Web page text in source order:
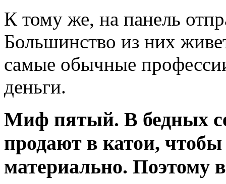
К тому же, на панель
Большинство из них
самые обычные
деньги.
Миф пятый. В бедных
продают в катои,
материально. Поэтому